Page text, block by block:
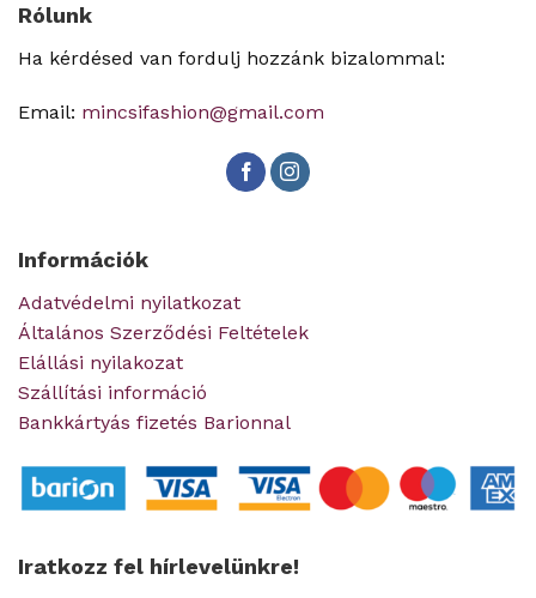
Rólunk
Ha kérdésed van fordulj hozzánk bizalommal:
Email: mincsifashion@gmail.com
Információk
Adatvédelmi nyilatkozat
Általános Szerződési Feltételek
Elállási nyilakozat
Szállítási információ
Bankkártyás fizetés Barionnal
Iratkozz fel hírlevelünkre!